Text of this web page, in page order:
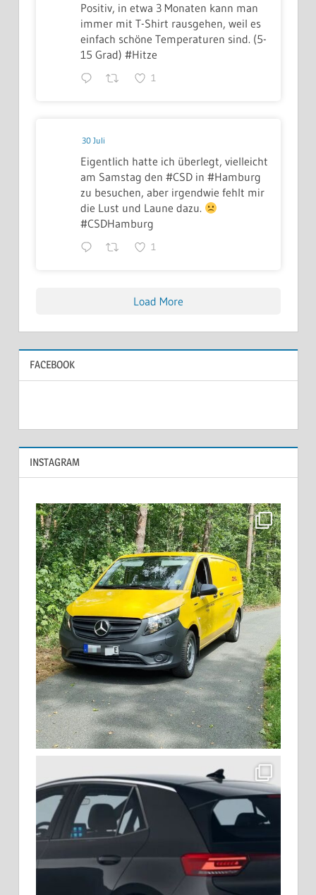
Positiv, in etwa 3 Monaten kann man
immer mit T-Shirt rausgehen, weil es
einfach schöne Temperaturen sind. (5-
15 Grad) #Hitze
1
30 Juli
Eigentlich hatte ich überlegt, vielleicht
am Samstag den #CSD in #Hamburg
zu besuchen, aber irgendwie fehlt mir
die Lust und Laune dazu.
#CSDHamburg
1
Load More
FACEBOOK
INSTAGRAM